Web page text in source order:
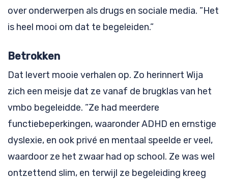
over onderwerpen als drugs en sociale media. ”Het
is heel mooi om dat te begeleiden.”
Betrokken
Dat levert mooie verhalen op. Zo herinnert Wija
zich een meisje dat ze vanaf de brugklas van het
vmbo begeleidde. ”Ze had meerdere
functiebeperkingen, waaronder ADHD en ernstige
dyslexie, en ook privé en mentaal speelde er veel,
waardoor ze het zwaar had op school. Ze was wel
ontzettend slim, en terwijl ze begeleiding kreeg